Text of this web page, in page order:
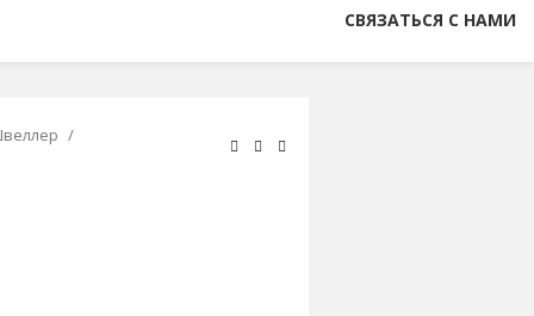
СВЯЗАТЬСЯ С НАМИ